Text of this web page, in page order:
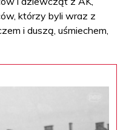
którzy byli wraz z
i duszą, uśmiechem,